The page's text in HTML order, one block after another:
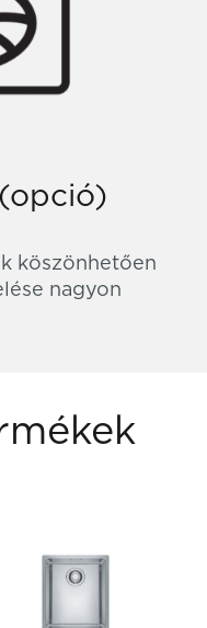
köszönhetően
nagyon